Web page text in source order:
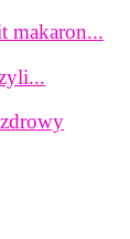
makaron...